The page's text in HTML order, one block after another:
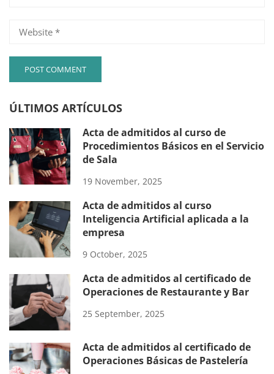
ÚLTIMOS ARTÍCULOS
Acta de admitidos al curso de
Procedimientos Básicos en el Servicio
de Sala
19 November, 2025
Acta de admitidos al curso
Inteligencia Artificial aplicada a la
empresa
9 October, 2025
Acta de admitidos al certificado de
Operaciones de Restaurante y Bar
25 September, 2025
Acta de admitidos al certificado de
Operaciones Básicas de Pastelería